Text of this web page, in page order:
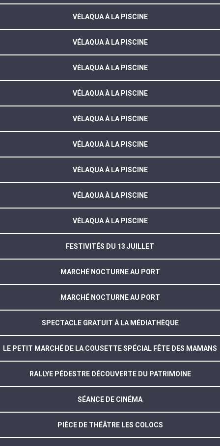
VÉLAQUA À LA PISCINE
VÉLAQUA À LA PISCINE
VÉLAQUA À LA PISCINE
VÉLAQUA À LA PISCINE
VÉLAQUA À LA PISCINE
VÉLAQUA À LA PISCINE
VÉLAQUA À LA PISCINE
VÉLAQUA À LA PISCINE
VÉLAQUA À LA PISCINE
FESTIVITÉS DU 13 JUILLET
MARCHÉ NOCTURNE AU PORT
MARCHÉ NOCTURNE AU PORT
SPECTACLE GRATUIT À LA MÉDIATHÈQUE
LE PETIT MARCHÉ DE LA COUSETTE SPÉCIAL FÊTE DES MAMANS
RALLYE PÉDESTRE DÉCOUVERTE DU PATRIMOINE
SÉANCE DE CINÉMA
PIÈCE DE THÉÂTRE LES COLOCS